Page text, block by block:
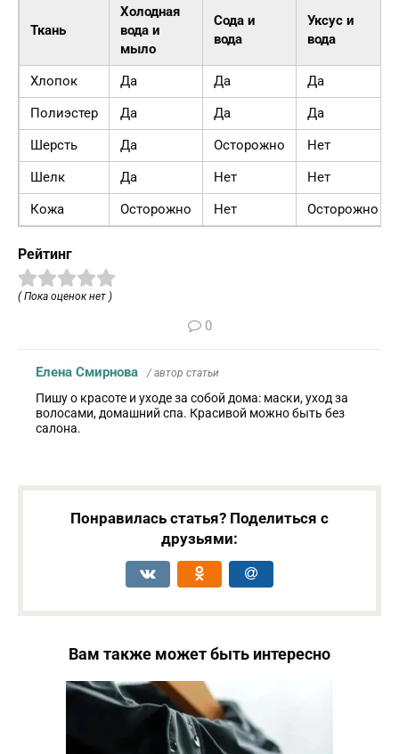
Ткань
Холодная
вода и
мыло
Сода и
вода
Уксус и
вода
Хлопок Да Да
Да
Полиэстер
Да Да
Да
Шерсть
Да Осторожно
Нет
Шелк
Да Нет
Нет
Кожа
Осторожно Нет Осторожно
Рейтинг
( Пока оценок нет )
0
Елена Смирнова / автор статьи
Пишу о красоте и уходе за собой дома: маски, уход за
волосами, домашний спа. Красивой можно быть без
салона.
Понравилась статья? Поделиться с
друзьями:
Вам также может быть интересно